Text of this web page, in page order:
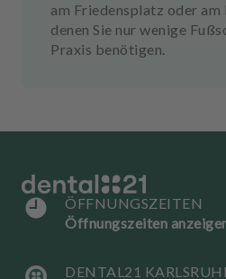
am Friedensplatz oder
denen Sie nur wenige
Praxis benötigen.
ÖFFNUNGSZEITEN
Öffnungszeiten
DENTAL21